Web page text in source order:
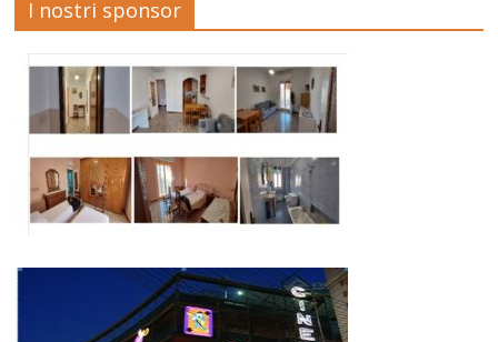
I nostri sponsor